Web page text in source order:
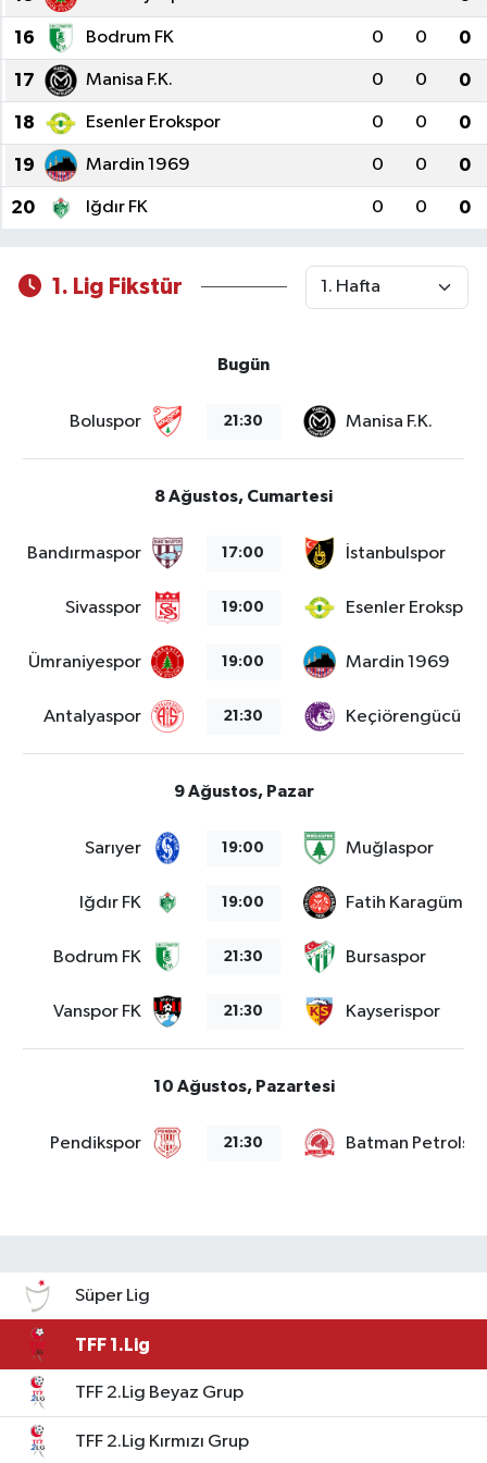
16 Bodrum FK 0 0 0
17 Manisa F.K. 0 0 0
18 Esenler Erokspor 0 0 0
19 Mardin 1969 0 0 0
20 Iğdır FK 0 0 0
1. Lig Fikstür
Bugün
Boluspor 21:30 Manisa F.K.
8 Ağustos, Cumartesi
Bandırmaspor 17:00 İstanbulspor
Sivasspor 19:00 Esenler Erokspor
Ümraniyespor 19:00 Mardin 1969
Antalyaspor 21:30 Keçiörengücü
9 Ağustos, Pazar
Sarıyer 19:00 Muğlaspor
Iğdır FK 19:00 Fatih Karagümrük
Bodrum FK 21:30 Bursaspor
Vanspor FK 21:30 Kayserispor
10 Ağustos, Pazartesi
Pendikspor 21:30 Batman
Süper Lig
TFF 1.Lig
TFF 2.Lig Beyaz Grup
TFF 2.Lig Kırmızı Grup